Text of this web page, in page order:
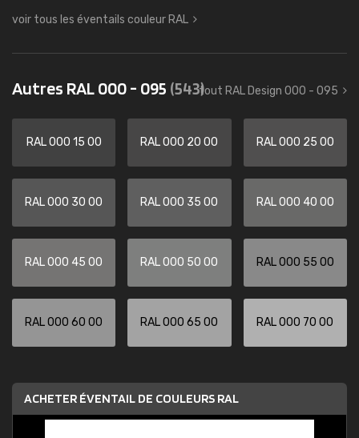
voir tous les éventails couleur RAL
Autres RAL 000 - 095 (543)tout RAL Design 000 - 095
RAL 000 15 00 RAL 000 20 00 RAL 000 25 00
RAL 000 30 00 RAL 000 35 00 RAL 000 40 00
RAL 000 45 00 RAL 000 50 00 RAL 000 55 00
RAL 000 60 00 RAL 000 65 00 RAL 000 70 00
ACHETER ÉVENTAIL DE COULEURS RAL